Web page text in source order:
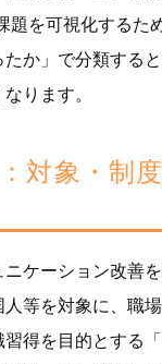
題を可視化するた
か」で分類する
ります。
対象・制
ケーション改善
等を対象に、職
得を目的とする